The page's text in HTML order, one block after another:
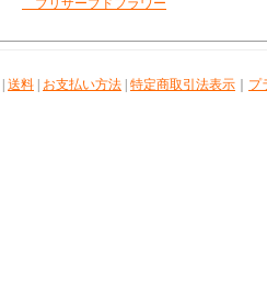
ブリザーブドフラワー
送料 お支払い方法 特定商取引法表示 プ